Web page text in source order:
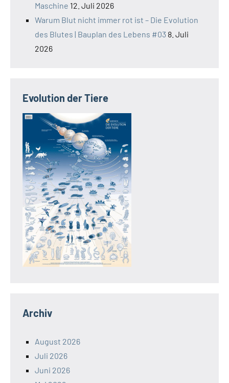
Maschine 12. Juli 2026
Warum Blut nicht immer rot ist – Die Evolution
des Blutes | Bauplan des Lebens #03 8. Juli
2026
Evolution der Tiere
Archiv
August 2026
Juli 2026
Juni 2026